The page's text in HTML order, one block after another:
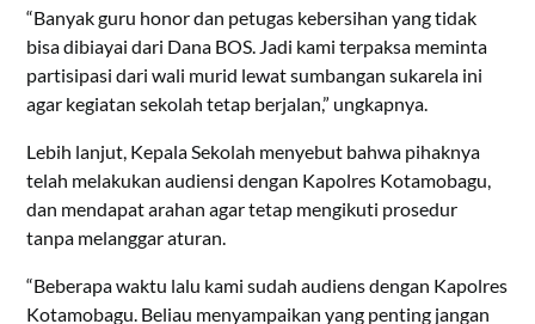
“Banyak guru honor dan petugas kebersihan yang tidak
bisa dibiayai dari Dana BOS. Jadi kami terpaksa meminta
partisipasi dari wali murid lewat sumbangan sukarela ini
agar kegiatan sekolah tetap berjalan,” ungkapnya.
Lebih lanjut, Kepala Sekolah menyebut bahwa pihaknya
telah melakukan audiensi dengan Kapolres Kotamobagu,
dan mendapat arahan agar tetap mengikuti prosedur
tanpa melanggar aturan.
“Beberapa waktu lalu kami sudah audiens dengan Kapolres
Kotamobagu. Beliau menyampaikan yang penting jangan